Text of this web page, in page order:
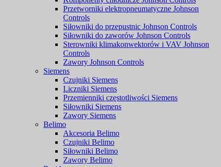
Przetworniki elektropneumatyczne Johnson
Controls
Siłowniki do przepustnic Johnson Controls
Siłowniki do zaworów Johnson Controls
Sterowniki klimakonwektorów i VAV Johnson
Controls
Zawory Johnson Controls
Siemens
Czujniki Siemens
Liczniki Siemens
Przemienniki częstotliwości Siemens
Siłowniki Siemens
Zawory Siemens
Belimo
Akcesoria Belimo
Czujniki Belimo
Siłowniki Belimo
Zawory Belimo